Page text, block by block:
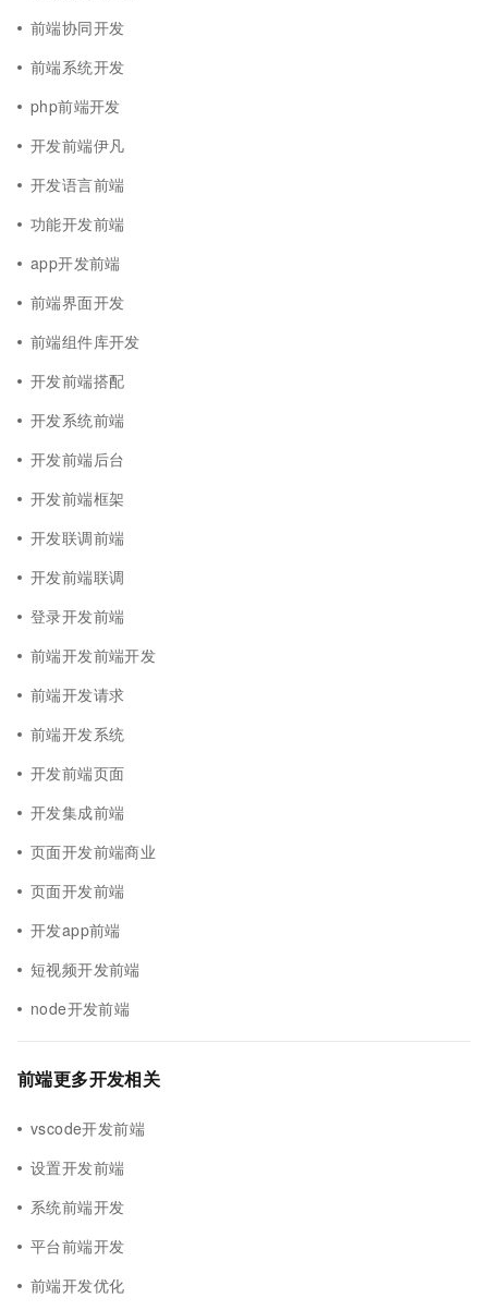
前端协同开发
前端系统开发
php前端开发
开发前端伊凡
开发语言前端
功能开发前端
app开发前端
前端界面开发
前端组件库开发
开发前端搭配
开发系统前端
开发前端后台
开发前端框架
开发联调前端
开发前端联调
登录开发前端
前端开发前端开发
前端开发请求
前端开发系统
开发前端页面
开发集成前端
页面开发前端商业
页面开发前端
开发app前端
短视频开发前端
node开发前端
前端更多开发相关
vscode开发前端
设置开发前端
系统前端开发
平台前端开发
前端开发优化